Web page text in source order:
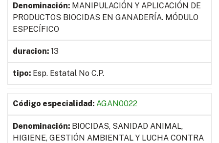
MANIPULACIÓN Y APLICACIÓN DE
PRODUCTOS BIOCIDAS EN GANADERÍA. MÓDULO
ESPECÍFICO
13
Esp. Estatal No C.P.
AGAN0022
BIOCIDAS, SANIDAD ANIMAL,
HIGIENE, GESTIÓN AMBIENTAL Y LUCHA CONTRA